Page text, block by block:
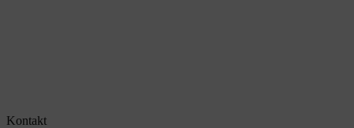
Kontakt